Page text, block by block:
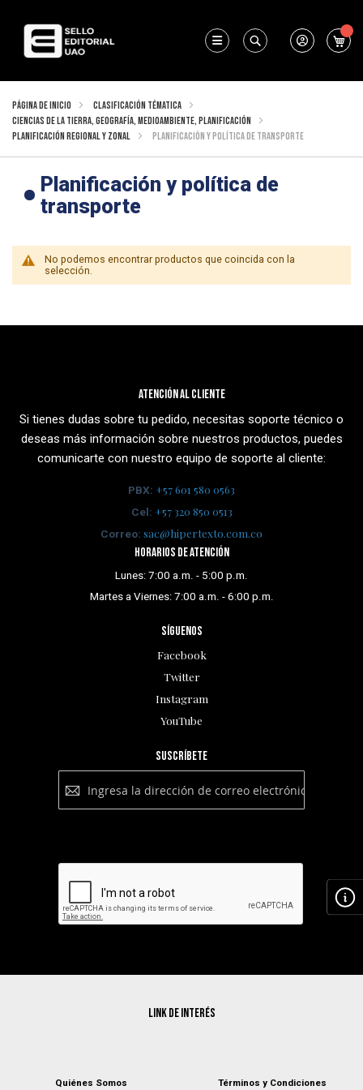
Buscar
Mi
Página de inicio
Clasificación Tématica
Ciencias de la Tierra, geografía, medioambiente, planificación
Planificación regional y zonal
Planificación y política de transporte
Planificación y política de
transporte
No podemos encontrar productos que coincida con la
selección.
Atención al cliente
Si tienes dudas sobre tu pedido, necesitas soporte técnico o
deseas más información sobre nuestros productos, puedes
comunicarte con nuestro equipo de soporte al cliente:
PBX: +57 601 580 0563
Cel: +57 320 850 0513
Correo: sac@hipertexto.com.co
Horarios de atención
Lunes: 7:00 a.m. - 5:00 p.m.
Martes a Viernes: 7:00 a.m. - 6:00 p.m.
Síguenos
Facebook
Twitter
Instagram
YouTube
Suscríbete
Link de interés
Quiénes Somos Términos y Condiciones